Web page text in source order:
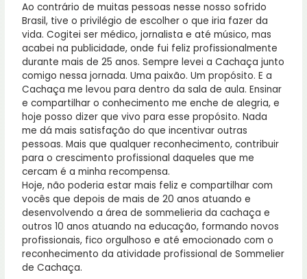
Ao contrário de muitas pessoas nesse nosso sofrido
Brasil, tive o privilégio de escolher o que iria fazer da
vida. Cogitei ser médico, jornalista e até músico, mas
acabei na publicidade, onde fui feliz profissionalmente
durante mais de 25 anos. Sempre levei a Cachaça junto
comigo nessa jornada. Uma paixão. Um propósito. E a
Cachaça me levou para dentro da sala de aula. Ensinar
e compartilhar o conhecimento me enche de alegria, e
hoje posso dizer que vivo para esse propósito. Nada
me dá mais satisfação do que incentivar outras
pessoas. Mais que qualquer reconhecimento, contribuir
para o crescimento profissional daqueles que me
cercam é a minha recompensa.
Hoje, não poderia estar mais feliz e compartilhar com
vocês que depois de mais de 20 anos atuando e
desenvolvendo a área de sommelieria da cachaça e
outros 10 anos atuando na educação, formando novos
profissionais, fico orgulhoso e até emocionado com o
reconhecimento da atividade profissional de Sommelier
de Cachaça.